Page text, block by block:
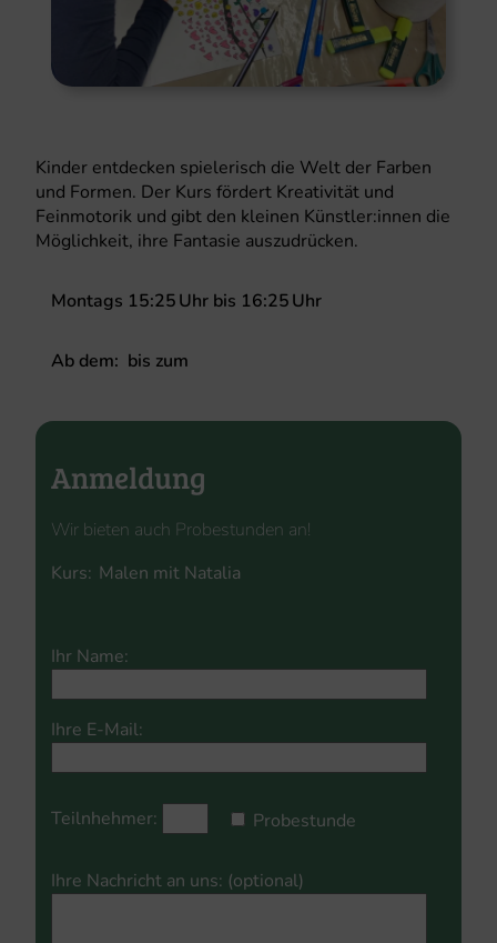
Kinder entdecken spielerisch die Welt der Farben
und Formen. Der Kurs fördert Kreativität und
Feinmotorik und gibt den kleinen Künstler:innen die
Möglichkeit, ihre Fantasie auszudrücken.
Montags 15:25Uhr bis 16:25Uhr
Ab dem: bis zum
Anmeldung
Wir bieten auch Probestunden an!
Kurs:
this
leave
empty.
Ihr Name:
Ihre E-Mail:
Teilnhehmer: Probestunde
Ihre Nachricht an uns: (optional)